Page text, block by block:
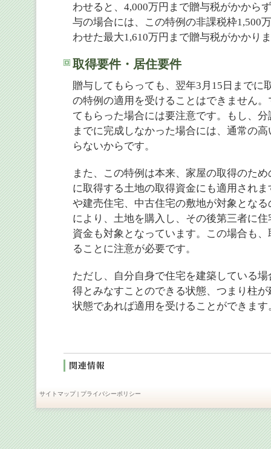
わせると、4,000万円まで贈与税がかから
与の場合には、この特例の非課税枠1,500
わせた最大1,610万円まで贈与税がかかり
取得要件・居住要件
贈与してもらっても、翌年3月15日までに
の特例の適用を受けることはできません
てもらった場合には要注意です。もし、
までに完成しなかった場合には、通常の
らないからです。
また、この特例は本来、家屋の取得のた
に取得する土地の取得資金にも適用され
や建売住宅、中古住宅の敷地が対象とな
により、土地を購入し、その後第三者に
資金も対象となっています。この場合も
ることに注意が必要です。
ただし、自分自身で住宅を建築している
得とみなすことのできる状態、つまり柱
状態であれば適用を受けることができます
サイトマップ| プライバシーポリシー